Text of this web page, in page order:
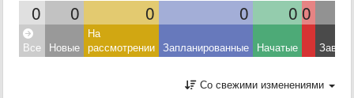
0 0 0 0 0 0
Все Новые
На
рассмотрении Запланированные Начатые
Со свежими изменениями